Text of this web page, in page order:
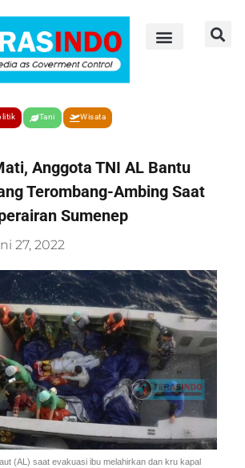
Tani Wisata
Anggota TNI AL Bantu
Terombang-Ambing Saat
Sumenep
27, 2022
(AL) saat evakuasi ibu melahirkan dan kru kapal